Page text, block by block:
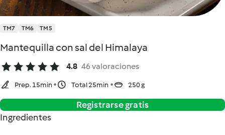
TM7 TM6 TM5
Mantequilla con sal del Himalaya
4.8 46 valoraciones
Prep. 15min Total 25min 250 g
Registrarse gratis
Ingredientes